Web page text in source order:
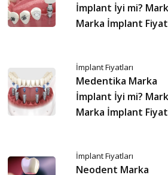
İmplant İyi mi?
Marka İmplant
İmplant Fiyatları
Medentika Marka
İmplant İyi mi?
Marka İmplant
İmplant Fiyatları
Neodent Marka